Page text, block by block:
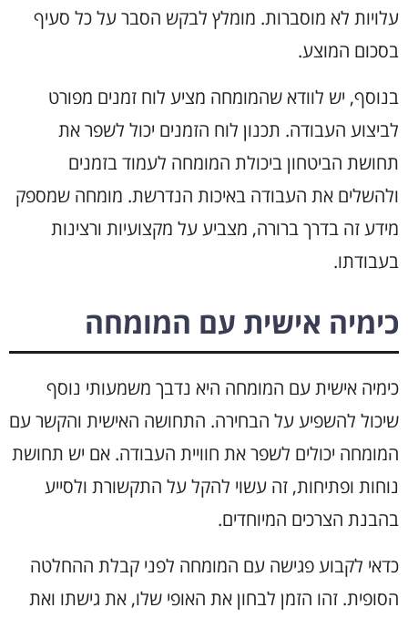
עלויות לא מוסברות. מומלץ לבקש הסבר על כל סעיף
בסכום המוצע.
בנוסף, יש לוודא שהמומחה מציע לוח זמנים מפורט
לביצוע העבודה. תכנון לוח הזמנים יכול לשפר את
תחושת הביטחון ביכולת המומחה לעמוד בזמנים
ולהשלים את העבודה באיכות הנדרשת. מומחה שמספק
מידע זה בדרך ברורה, מצביע על מקצועיות ורצינות
בעבודתו.
כימיה אישית עם המומחה
כימיה אישית עם המומחה היא נדבך משמעותי נוסף
שיכול להשפיע על הבחירה. התחושה האישית והקשר עם
המומחה יכולים לשפר את חוויית העבודה. אם יש תחושת
נוחות ופתיחות, זה עשוי להקל על התקשורת ולסייע
בהבנת הצרכים המיוחדים.
כדאי לקבוע פגישה עם המומחה לפני קבלת ההחלטה
הסופית. זהו הזמן לבחון את האופי שלו, את גישתו ואת